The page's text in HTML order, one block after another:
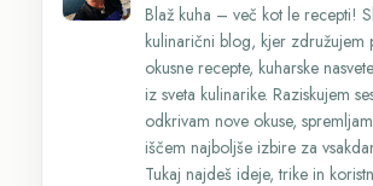
Blaž kuha – več kot le recepti!
kulinarični blog, kjer združujem
okusne recepte, kuharske
iz sveta kulinarike. Raziskujem
odkrivam nove okuse,
iščem najboljše izbire za
Tukaj najdeš ideje, trike in